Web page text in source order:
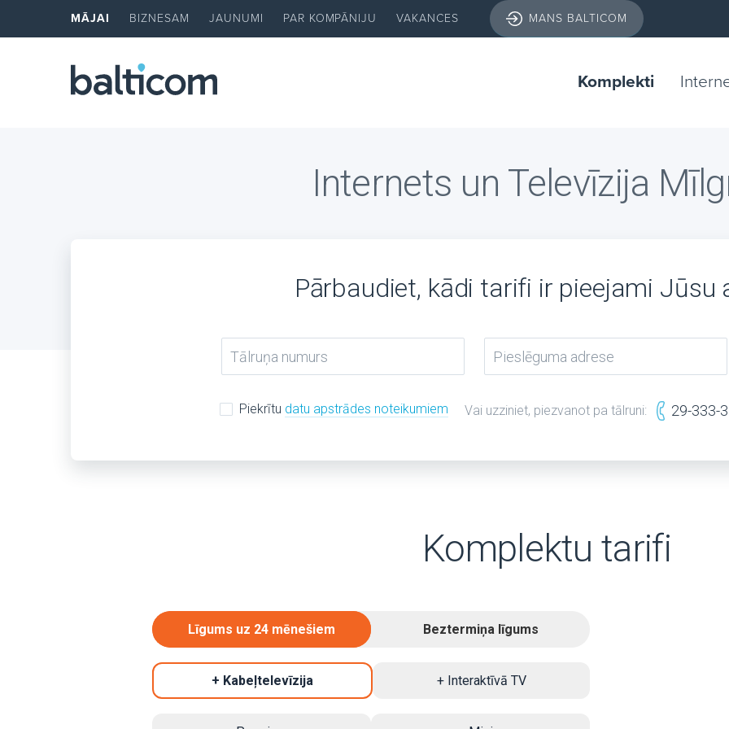
MĀJAI BIZNESAM JAUNUMI PAR KOMPĀNIJU VAKANCES MANS BALTICOM
Komplekti
Internets un Televīzija
Pārbaudiet, kādi tarifi ir pieejami Jūsu
Piekrītu datu apstrādes noteikumiem Vai uzziniet, piezvanot pa tālruni: 29-333-
Komplektu tarifi
Līgums uz 24 mēnešiem Beztermiņa līgums
+ Kabeļtelevīzija + Interaktīvā TV